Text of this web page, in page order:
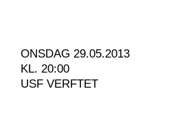
ONSDAG 29.05.2013
KL. 20:00
USF VERFTET